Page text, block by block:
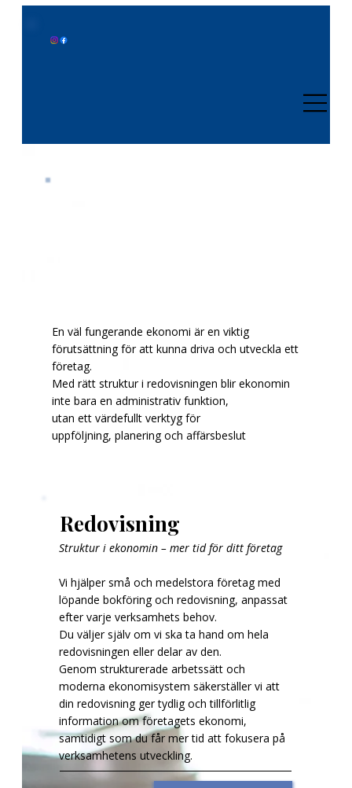
En väl fungerande ekonomi är en viktig
förutsättning för att kunna driva och utveckla ett
företag.
Med rätt struktur i redovisningen blir ekonomin
inte bara en administrativ funktion,
utan ett värdefullt verktyg för
uppföljning, planering och affärsbeslut
Redovisning
Struktur i ekonomin – mer tid för ditt företag
Vi hjälper små och medelstora företag med
löpande bokföring och redovisning, anpassat
efter varje verksamhets behov.
Du väljer själv om vi ska ta hand om hela
redovisningen eller delar av den.
Genom strukturerade arbetssätt och
moderna ekonomisystem säkerställer vi att
din redovisning ger tydlig och tillförlitlig
information om företagets ekonomi,
samtidigt som du får mer tid att fokusera på
verksamhetens utveckling.